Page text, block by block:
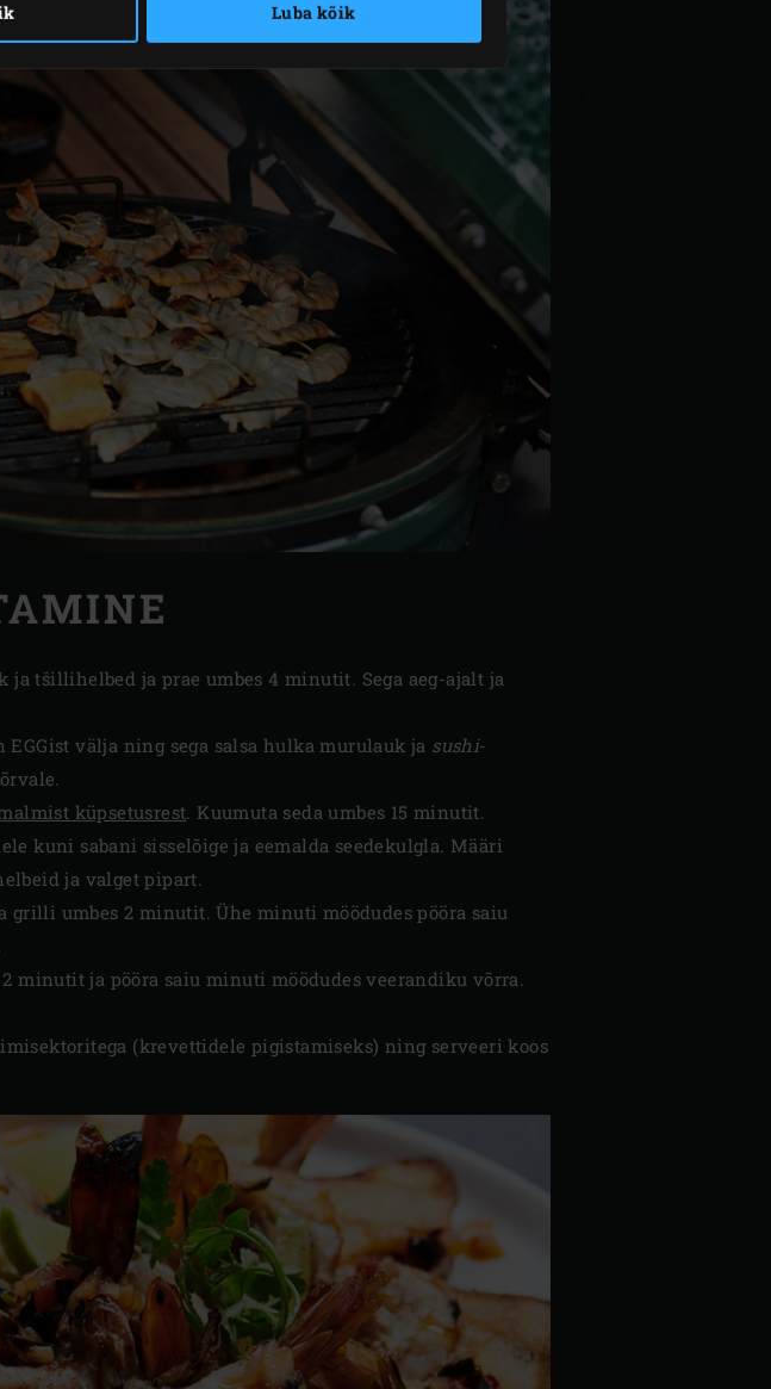
Luba kõik
tšillihelbed ja prae umbes 4 minutit. Sega aeg-ajalt ja
välja ning sega salsa hulka murulauk ja sushi-
küpsetusrest. Kuumuta seda umbes 15 minutit.
kuni sabani sisselõige ja eemalda seedekulgla. Määri
ja valget pipart.
umbes 2 minutit. Ühe minuti möödudes pööra saiu
minutit ja pööra saiu minuti möödudes veerandiku võrra.
(krevettidele pigistamiseks) ning serveeri koos